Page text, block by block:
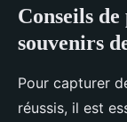
Conseils
souvenirs
Pour capturer
réussis, il est